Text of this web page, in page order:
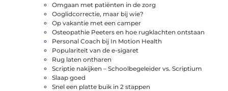
Omgaan met patiënten in de zorg
Ooglidcorrectie, maar bij wie?
Op vakantie met een camper
Osteopathie Peeters en hoe rugklachten ontstaan
Personal Coach bij In Motion Health
Populariteit van de e-sigaret
Rug laten ontharen
Scriptie nakijken – Schoolbegeleider vs. Scriptium
Slaap goed
Snel een platte buik in 2 stappen